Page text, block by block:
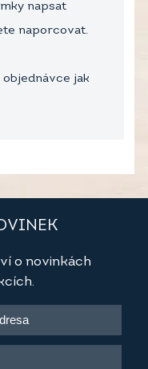
napsat
naporcovat.
objednávce jak
o novinkách